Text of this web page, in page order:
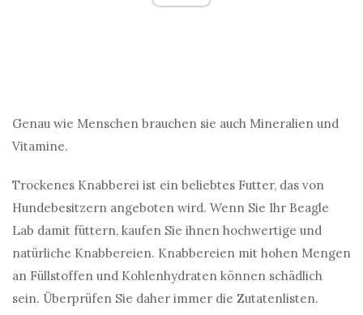
Genau wie Menschen brauchen sie auch Mineralien und
Vitamine.
Trockenes Knabberei ist ein beliebtes Futter, das von
Hundebesitzern angeboten wird. Wenn Sie Ihr Beagle
Lab damit füttern, kaufen Sie ihnen hochwertige und
natürliche Knabbereien. Knabbereien mit hohen Mengen
an Füllstoffen und Kohlenhydraten können schädlich
sein. Überprüfen Sie daher immer die Zutatenlisten.